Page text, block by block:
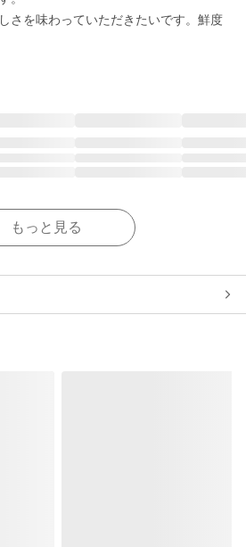
さを味わっていただきたいです。鮮度
もっと見る